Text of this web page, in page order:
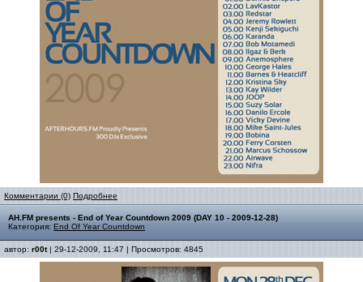
Комментарии (0) Подробнее
AH.FM presents - End of Year Countdown 2009 (DAY 10 - 2009-12-28)
Категория: End Of Year Countdown
автор: r00t| 29-12-2009, 11:47 | Просмотров: 4845